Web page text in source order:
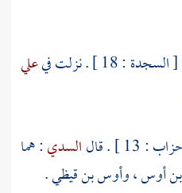
[ السجدة : 18 ] . نزلت في
علي
: 13 ] . قال السدي: هما
بن أوس،وأوس بن قيظي.